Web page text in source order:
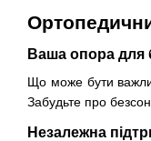
Ваша опора для
Що може бути
Забудьте про
Незалежна